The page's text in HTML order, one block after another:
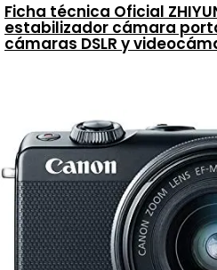
Ficha técnica Oficial
estabilizador cámara
cámaras DSLR y